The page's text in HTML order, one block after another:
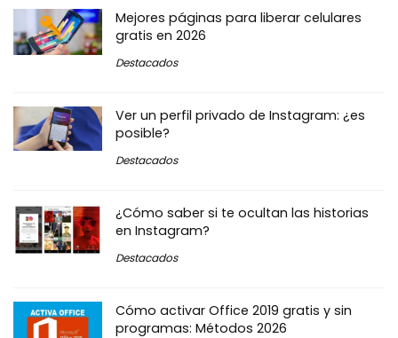
Mejores páginas para liberar celulares
gratis en 2026
Destacados
Ver un perfil privado de Instagram: ¿es
posible?
Destacados
¿Cómo saber si te ocultan las historias
en Instagram?
Destacados
Cómo activar Office 2019 gratis y sin
programas: Métodos 2026